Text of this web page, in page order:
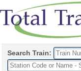
Search Train: